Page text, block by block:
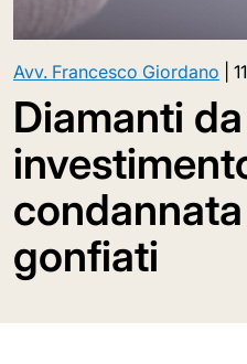
Avv. Francesco Giordano
Diamanti da
gonfiati